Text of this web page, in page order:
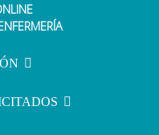
se
las